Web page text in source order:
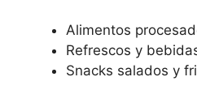
Alimentos
Refrescos y
Snacks salados y